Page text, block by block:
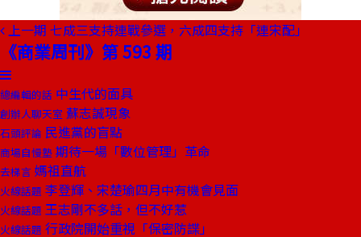
上一期 七成三支持連戰參選，六成四支持「連宋配」
《商業周刊》第 593 期
總編輯的話 中生代的面具
創辦人聊天室 蘇志誠現象
石頭評論 民進黨的盲點
商場自慢塾 期待一場「數位管理」革命
去梯言 媽祖直航
火線話題 李登輝、宋楚瑜四月中有機會見面
火線話題 王志剛不多話，但不好惹
火線話題 行政院開始重視「保密防諜」